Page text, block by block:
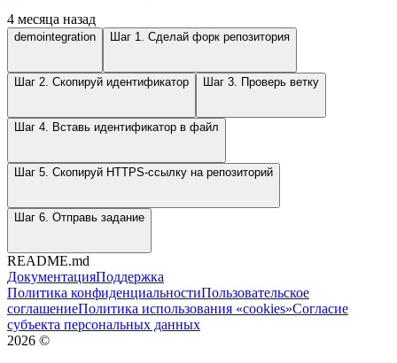
4 месяца назад
demointegration Шаг 1. Сделай форк репозитория
Шаг 2. Скопируй идентификатор Шаг 3. Проверь ветку
Шаг 4. Вставь идентификатор в файл
Шаг 5. Скопируй HTTPS-ссылку на репозиторий
Шаг 6. Отправь задание
README.md
ДокументацияПоддержка
Политика конфиденциальностиПользовательское
соглашениеПолитика использования «cookies»Согласие
субъекта персональных данных
2026 ©